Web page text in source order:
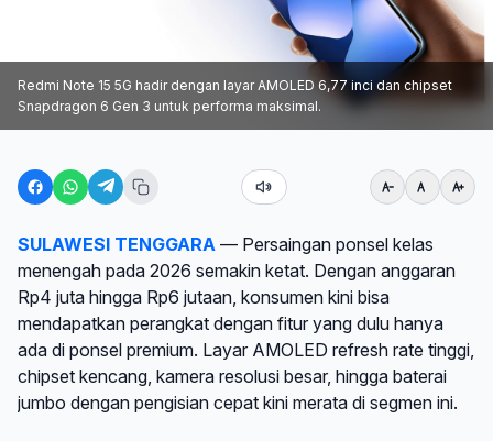
Redmi Note 15 5G hadir dengan layar AMOLED 6,77 inci dan chipset
Snapdragon 6 Gen 3 untuk performa maksimal.
SULAWESI TENGGARA — Persaingan ponsel kelas
menengah pada 2026 semakin ketat. Dengan anggaran
Rp4 juta hingga Rp6 jutaan, konsumen kini bisa
mendapatkan perangkat dengan fitur yang dulu hanya
ada di ponsel premium. Layar AMOLED refresh rate tinggi,
chipset kencang, kamera resolusi besar, hingga baterai
jumbo dengan pengisian cepat kini merata di segmen ini.